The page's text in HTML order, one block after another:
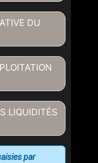
DU
LIQUIDITÉS
par